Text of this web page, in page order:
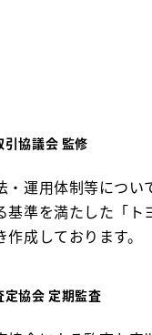
引協議会 監修
・運用体制等につい
基準を満たした「ト
成しております。
定協会 定期監査